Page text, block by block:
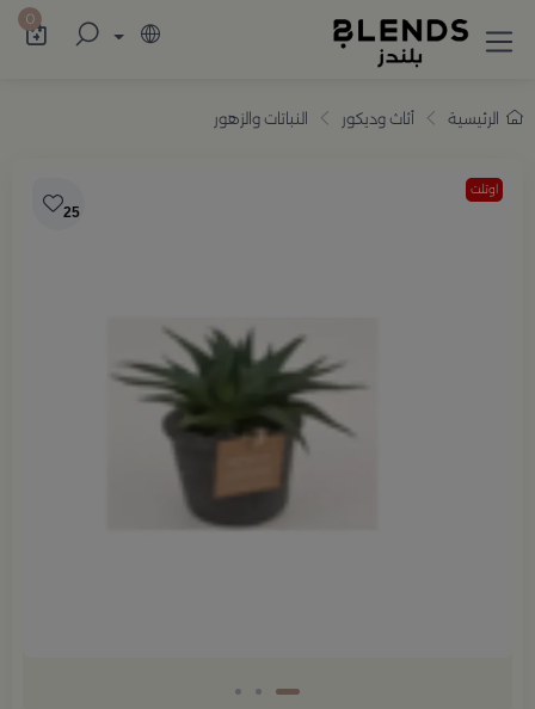
تسوّق من بلندز تشكيلة تضم ترامس القهوة 0
الرئيسية أثاث وديكور النباتات والزهور
اوتلت
25